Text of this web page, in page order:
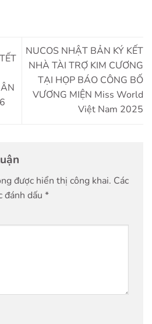
NUCOS NHẬT BẢN KÝ KẾT
NHÀ TÀI TRỢ KIM CƯƠNG
TẠI HỌP BÁO CÔNG BỐ
VƯƠNG MIỆN Miss World
Việt Nam 2025
được hiển thị công khai. Các
đánh dấu *